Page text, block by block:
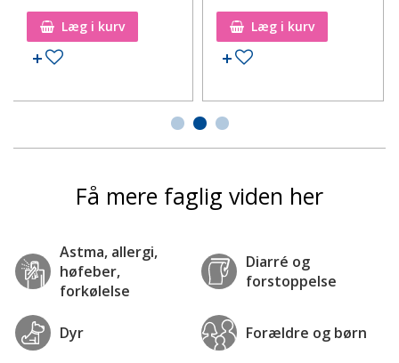
Læg i kurv
Tilføj til ønskeseddel
Læg i kurv
Tilføj til ønskeseddel
Få mere faglig viden her
Astma, allergi,
høfeber,
forkølelse
Diarré og
forstoppelse
Dyr Forældre og børn